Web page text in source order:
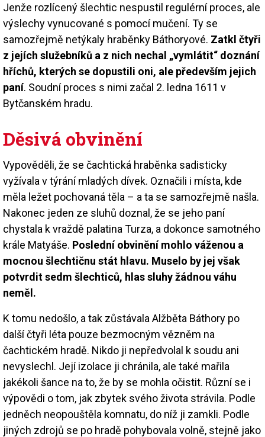
Jenže rozlícený šlechtic nespustil regulérní proces, ale
výslechy vynucované s pomocí mučení. Ty se
samozřejmě netýkaly hraběnky Báthoryové. Zatkl čtyři
z jejích služebníků a z nich nechal „vymlátit“ doznání
hříchů, kterých se dopustili oni, ale především jejich
paní. Soudní proces s nimi začal 2. ledna 1611 v
Bytčanském hradu.
Děsivá obvinění
Vypověděli, že se čachtická hraběnka sadisticky
vyžívala v týrání mladých dívek. Označili i místa, kde
měla ležet pochovaná těla – a ta se samozřejmě našla.
Nakonec jeden ze sluhů doznal, že se jeho paní
chystala k vraždě palatina Turza, a dokonce samotného
krále Matyáše. Poslední obvinění mohlo váženou a
mocnou šlechtičnu stát hlavu. Muselo by jej však
potvrdit sedm šlechticů, hlas sluhy žádnou váhu
neměl.
K tomu nedošlo, a tak zůstávala Alžběta Báthory po
další čtyři léta pouze bezmocným vězněm na
čachtickém hradě. Nikdo ji nepředvolal k soudu ani
nevyslechl. Její izolace ji chránila, ale také mařila
jakékoli šance na to, že by se mohla očistit. Různí se i
výpovědi o tom, jak zbytek svého života strávila. Podle
jedněch neopouštěla komnatu, do níž ji zamkli. Podle
jiných zdrojů se po hradě pohybovala volně, stejně jako